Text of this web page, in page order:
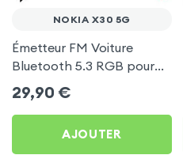
NOKIA X30 5G
Émetteur FM Voiture
Bluetooth 5.3 RGB pour
Nokia X30 5G
29,90 €
AJOUTER